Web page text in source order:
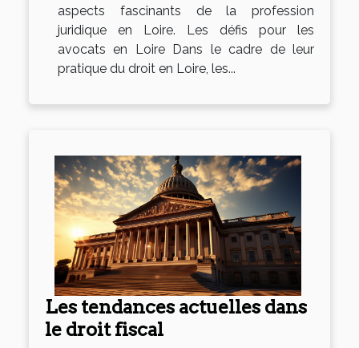
aspects fascinants de la profession
juridique en Loire. Les défis pour les
avocats en Loire Dans le cadre de leur
pratique du droit en Loire, les...
Les tendances actuelles dans
le droit fiscal